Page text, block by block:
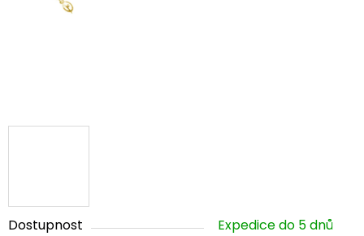
Dostupnost
Expedice do 5 dnů